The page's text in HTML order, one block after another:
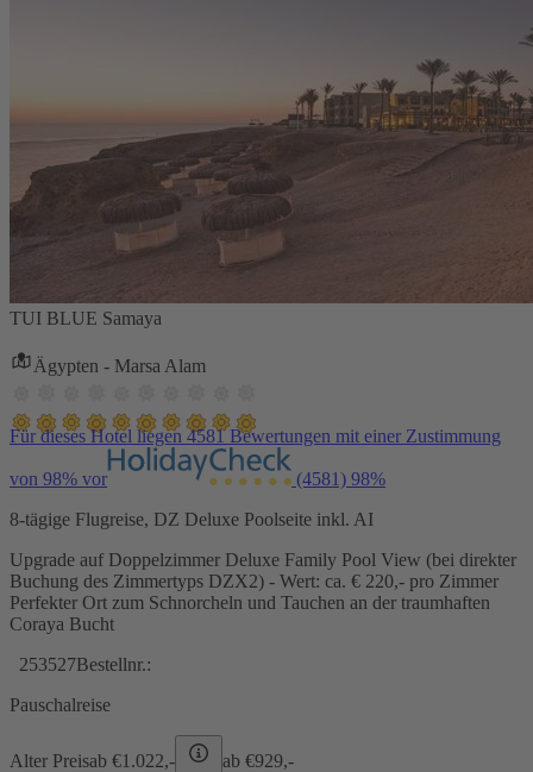
TUI BLUE Samaya
Ägypten - Marsa Alam
Für dieses Hotel liegen 4581 Bewertungen mit einer Zustimmung
von 98% vor (4581) 98%
8-tägige Flugreise, DZ Deluxe Poolseite inkl. AI
Upgrade auf Doppelzimmer Deluxe Family Pool View (bei direkter
Buchung des Zimmertyps DZX2) - Wert: ca. € 220,- pro Zimmer
Perfekter Ort zum Schnorcheln und Tauchen an der traumhaften
Coraya Bucht
253527Bestellnr.:
Pauschalreise
Alter Preisab €1.022,- ab €929,-